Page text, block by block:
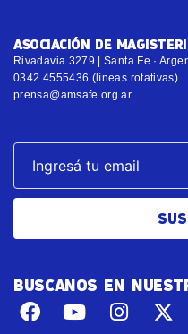
ASOCIACIÓN DE
Rivadavia 3279 | Santa Fe ·
0342 4555436 (líneas rotativas)
prensa@amsafe.org.ar
BUSCANOS EN